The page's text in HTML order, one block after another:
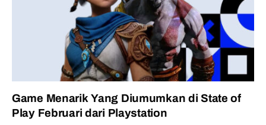
Game Menarik Yang Diumumkan di State of
Play Februari dari Playstation